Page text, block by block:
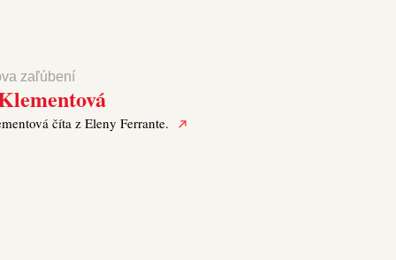
zaľúbení
číta z Eleny Ferrante.